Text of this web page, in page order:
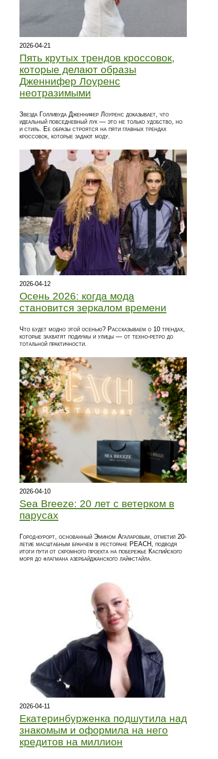
2026-04-21
Пять крутых трендов кроссовок,
которые делают образы
Дженнифер Лоуренс
неотразимыми
Звезда Голливуда Дженнифер Лоуренс доказывает, что
идеальный повседневный лук — это не только удобство, но
и стиль. Ее образы строятся на пяти главных трендах
кроссовок, которые задают моду.
2026-04-12
Осень 2026: когда мода
становится зеркалом времени
Что будет модно этой осенью? Рассказываем о 10 трендах,
которые захватят подиумы и улицы — от техно-ретро до
тотальной практичности.
2026-04-10
Sea Breeze: 20 лет с ветерком в
парусах
Город-курорт, основанный Эмином Агаларовым, отметил 20-
летие масштабным бранчем в ресторане PEACH, подводя
итоги пути от скромного проекта на побережье Каспийского
моря до флагмана азербайджанского лайфстайла.
2026-04-11
Екатеринбурженка подшутила над
знакомым и оформила на него
кредитов на миллион